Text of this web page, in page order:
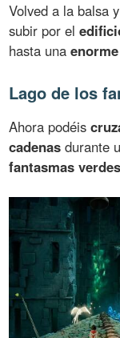
Volved a la balsa
subir por el
hasta una
Lago de los
Ahora podéis
cadenas durante
fantasmas verdes